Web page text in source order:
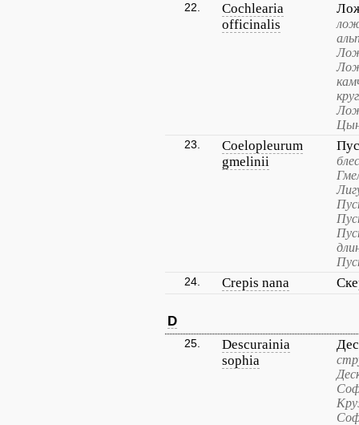
22.
Cochlearia
officinalis
23.
Coelopleurum
gmelinii
24. Crepis nana
D
25.
Descurainia
sophia